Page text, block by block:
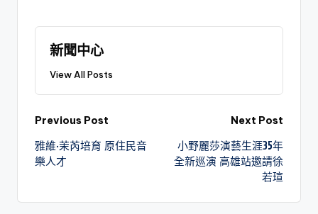
新聞中心
View All Posts
Previous Post
雅維·茉芮培育 原住民音
樂人才
Next Post
小野麗莎演藝生涯35年
全新巡演 高雄站邀請徐
若瑄